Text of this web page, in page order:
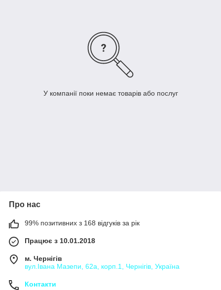
У компанії поки немає товарів або послуг
Про нас
99% позитивних з 168 відгуків за рік
Працює з 10.01.2018
м. Чернігів
вул.Івана Мазепи, 62а, корп.1, Чернігів, Україна
Контакти